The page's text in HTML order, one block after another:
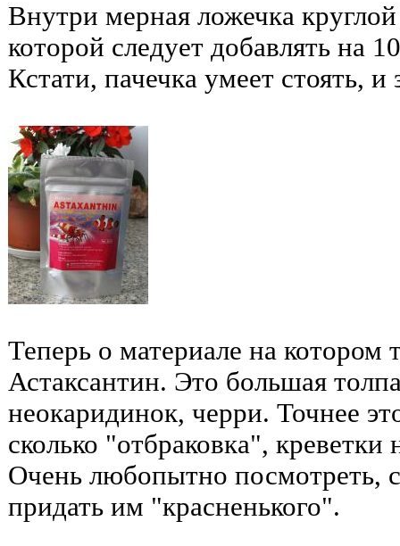
Внутри мерная ложечка
которой следует добавлять на
Кстати, пачечка умеет стоять, и
Теперь о материале на котором
Астаксантин. Это большая
неокаридинок, черри. Точнее
сколько "отбраковка",
Очень любопытно посмотреть,
придать им "красненького".